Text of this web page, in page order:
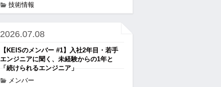
技術情報
2026.07.08
【KEISのメンバー #1】入社2年目・若手
エンジニアに聞く、未経験からの1年と
「続けられるエンジニア」
メンバー